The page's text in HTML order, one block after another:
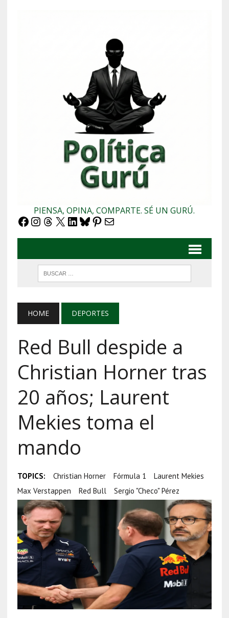
PIENSA, OPINA, COMPARTE. SÉ UN GURÚ.
Facebook
Instagram
Threads
X LinkedIn
Bluesky
Pinterest
Correo electrónico
HOME DEPORTES
Red Bull despide a
Christian Horner tras
20 años; Laurent
Mekies toma el
mando
TOPICS: Christian Horner Fórmula 1
Laurent Mekies
Max Verstappen
Red Bull Sergio "Checo" Pérez